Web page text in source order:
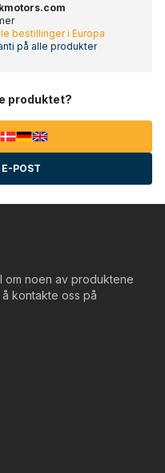
bestillinger i Europa
på alle produkter
produktet?
E-POST
om noen av produktene
kontakte oss på